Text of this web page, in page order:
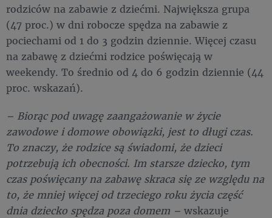
rodziców na zabawie z dziećmi. Największa grupa
(47 proc.) w dni robocze spędza na zabawie z
pociechami od 1 do 3 godzin dziennie. Więcej czasu
na zabawę z dziećmi rodzice poświęcają w
weekendy. To średnio od 4 do 6 godzin dziennie (44
proc. wskazań).
– Biorąc pod uwagę zaangażowanie w życie
zawodowe i domowe obowiązki, jest to długi czas.
To znaczy, że rodzice są świadomi, że dzieci
potrzebują ich obecności. Im starsze dziecko, tym
czas poświęcany na zabawę skraca się ze względu na
to, że mniej więcej od trzeciego roku życia część
dnia dziecko spędza poza domem – wskazuje